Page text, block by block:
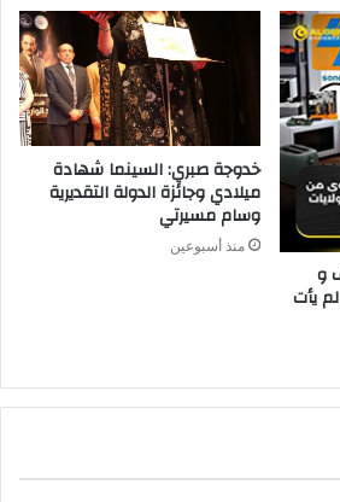
خدوجة صبري: السينما شهادة
ميلادي وجائزة الدولة التقديرية
وسام مسيرتي
منذ أسبوعين